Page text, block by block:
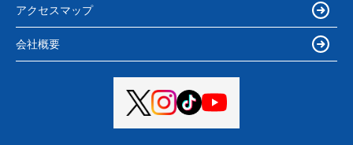
アクセスマップ
会社概要